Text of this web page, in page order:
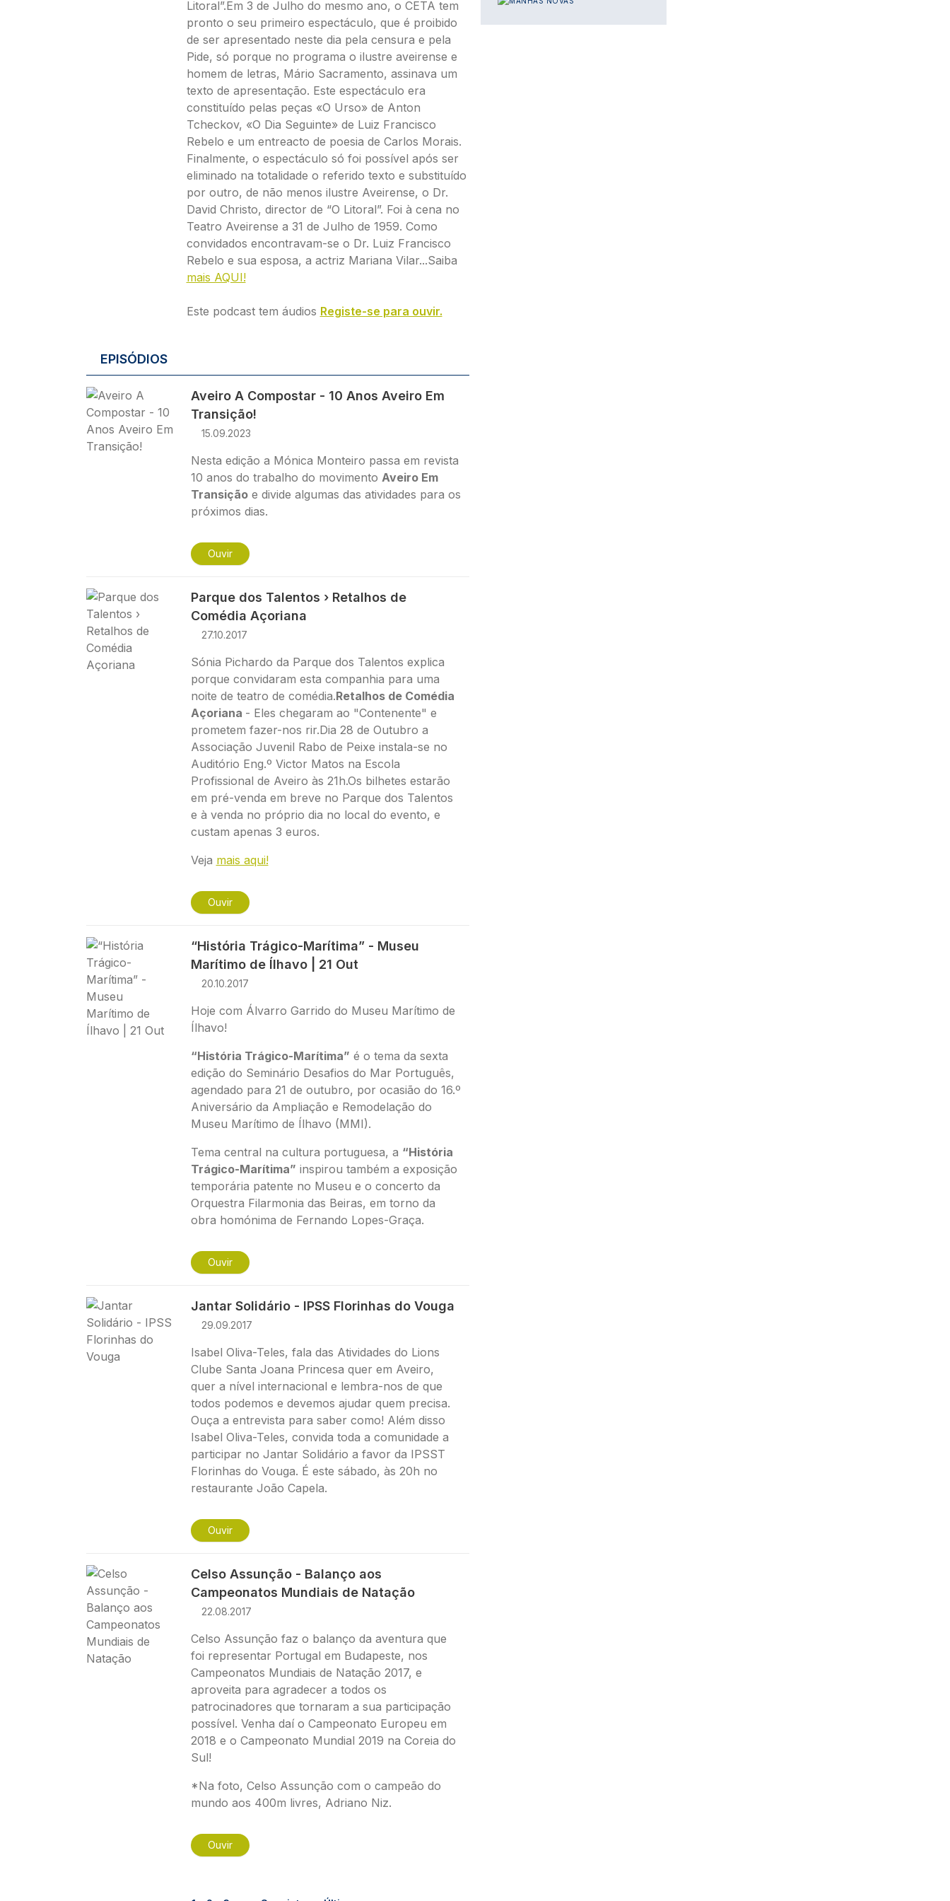
Litoral”.Em 3 de Julho do mesmo ano, o CETA tem
pronto o seu primeiro espectáculo, que é proibido
de ser apresentado neste dia pela censura e pela
Pide, só porque no programa o ilustre aveirense e
homem de letras, Mário Sacramento, assinava um
texto de apresentação. Este espectáculo era
constituído pelas peças «O Urso» de Anton
Tcheckov, «O Dia Seguinte» de Luiz Francisco
Rebelo e um entreacto de poesia de Carlos Morais.
Finalmente, o espectáculo só foi possível após ser
eliminado na totalidade o referido texto e substituído
por outro, de não menos ilustre Aveirense, o Dr.
David Christo, director de “O Litoral”. Foi à cena no
Teatro Aveirense a 31 de Julho de 1959. Como
convidados encontravam-se o Dr. Luiz Francisco
Rebelo e sua esposa, a actriz Mariana Vilar...Saiba
mais AQUI!
Este podcast tem áudios Registe-se para ouvir.
EPISÓDIOS
Imagem
Aveiro A Compostar - 10 Anos Aveiro Em
Transição!
15.09.2023
Nesta edição a Mónica Monteiro passa em revista
10 anos do trabalho do movimento Aveiro Em
Transiçãoe divide algumas das atividades para os
próximos dias.
Ouvir
Imagem
Parque dos Talentos › Retalhos de
Comédia Açoriana
27.10.2017
Sónia Pichardo da Parque dos Talentos explica
porque convidaram esta companhia para uma
noite de teatro de comédia.Retalhos de Comédia
Açoriana - Eles chegaram ao "Contenente" e
prometem fazer-nos rir.Dia 28 de Outubro a
Associação Juvenil Rabo de Peixe instala-se no
Auditório Eng.º Victor Matos na Escola
Profissional de Aveiro às 21h.Os bilhetes estarão
em pré-venda em breve no Parque dos Talentos
e à venda no próprio dia no local do evento, e
custam apenas 3 euros.
Veja mais aqui!
Ouvir
Imagem
“História Trágico-Marítima” - Museu
Marítimo de Ílhavo ​| 21 Out
20.10.2017
Hoje com Álvarro Garrido do Museu Marítimo de
Ílhavo​!
“História Trágico-Marítima” é o tema da sexta
edição do Seminário Desafios do Mar Português,
agendado para 21 de outubro, por ocasião do 16.º
Aniversário da Ampliação e Remodelação do
Museu Marítimo de Ílhavo (MMI).
Tema central na cultura portuguesa, a “História
Trágico-Marítima” inspirou também a exposição
temporária patente no Museu e o concerto da
Orquestra Filarmonia das Beiras, em torno da
obra homónima de Fernando Lopes-Graça.
Ouvir
Imagem Jantar Solidário - IPSS Florinhas do Vouga
29.09.2017
Isabel Oliva-Teles, fala das Atividades do Lions
Clube Santa Joana Princesa quer em Aveiro,
quer a nível internacional e lembra-nos de que
todos podemos e devemos ajudar quem precisa.
Ouça a entrevista para saber como! Além disso
Isabel Oliva-Teles, convida toda a comunidade a
participar no Jantar Solidário a favor da IPSST
Florinhas do Vouga. É este sábado, às 20h no
restaurante João Capela.
Ouvir
Imagem
Celso Assunção - Balanço aos
Campeonatos Mundiais de Natação
22.08.2017
Celso Assunção faz o balanço da aventura que
foi representar Portugal em Budapeste, nos
Campeonatos Mundiais de Natação 2017, e
aproveita para agradecer a todos os
patrocinadores que tornaram a sua participação
possível. Venha daí o Campeonato Europeu em
2018 e o Campeonato Mundial 2019 na Coreia do
Sul!
*Na foto, Celso Assunção com o campeão do
mundo aos 400m livres, Adriano Niz.
Ouvir